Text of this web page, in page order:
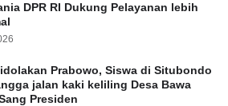
DPR RI Dukung Pelayanan lebih
Prabowo, Siswa di Situbondo
jalan kaki keliling Desa Bawa
Presiden